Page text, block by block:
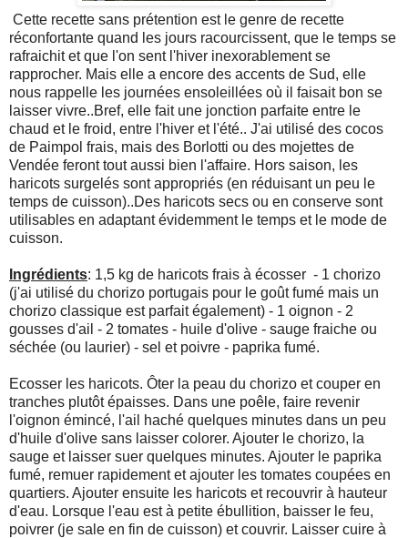
Cette recette sans prétention est le genre de recette
réconfortante quand les jours racourcissent, que le temps se
rafraichit et que l'on sent l'hiver inexorablement se
rapprocher. Mais elle a encore des accents de Sud, elle
nous rappelle les journées ensoleillées où il faisait bon se
laisser vivre..Bref, elle fait une jonction parfaite entre le
chaud et le froid, entre l'hiver et l'été.. J'ai utilisé des cocos
de Paimpol frais, mais des Borlotti ou des mojettes de
Vendée feront tout aussi bien l'affaire. Hors saison, les
haricots surgelés sont appropriés (en réduisant un peu le
temps de cuisson)..Des haricots secs ou en conserve sont
utilisables en adaptant évidemment le temps et le mode de
cuisson.
Ingrédients: 1,5 kg de haricots frais à écosser - 1 chorizo
(j'ai utilisé du chorizo portugais pour le goût fumé mais un
chorizo classique est parfait également) - 1 oignon - 2
gousses d'ail - 2 tomates - huile d'olive - sauge fraiche ou
séchée (ou laurier) - sel et poivre - paprika fumé.
Ecosser les haricots. Ôter la peau du chorizo et couper en
tranches plutôt épaisses. Dans une poêle, faire revenir
l'oignon émincé, l'ail haché quelques minutes dans un peu
d'huile d'olive sans laisser colorer. Ajouter le chorizo, la
sauge et laisser suer quelques minutes. Ajouter le paprika
fumé, remuer rapidement et ajouter les tomates coupées en
quartiers. Ajouter ensuite les haricots et recouvrir à hauteur
d'eau. Lorsque l'eau est à petite ébullition, baisser le feu,
poivrer (je sale en fin de cuisson) et couvrir. Laisser cuire à